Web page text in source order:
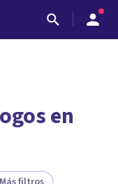
el
te ofreceremos
en